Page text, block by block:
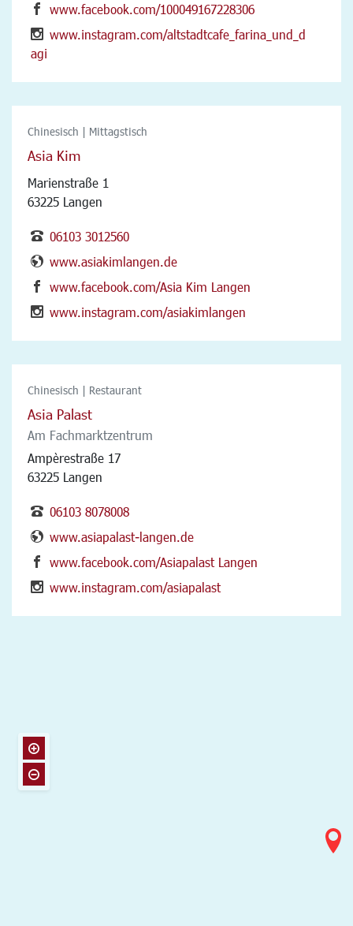
www.facebook.com/100049167228306
www.instagram.com/altstadtcafe_farina_und_d
agi
Chinesisch | Mittagstisch
Asia Kim
Marienstraße 1
63225 Langen
06103 3012560
www.asiakimlangen.de
www.facebook.com/Asia Kim Langen
www.instagram.com/asiakimlangen
Chinesisch | Restaurant
Asia Palast
Am Fachmarktzentrum
Ampèrestraße 17
63225 Langen
06103 8078008
www.asiapalast-langen.de
www.facebook.com/Asiapalast Langen
www.instagram.com/asiapalast